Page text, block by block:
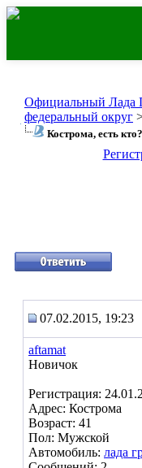
Официальный Лада
федеральный округ
Кострома, есть кто?
07.02.2015, 19:23
aftamat
Новичок
Регистрация:
Адрес: Кострома
Возраст: 41
Пол: Мужской
Автомобиль: лада